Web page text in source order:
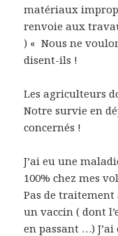
matériaux
renvoie aux
) « Nous ne
disent-ils !
Les agriculteurs
Notre survie en
concernés !
J’ai eu une
100% chez mes
Pas de
un vaccin ( dont
en passant …)